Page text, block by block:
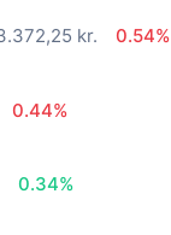
kr.
0.54%
0.44%
0.34%